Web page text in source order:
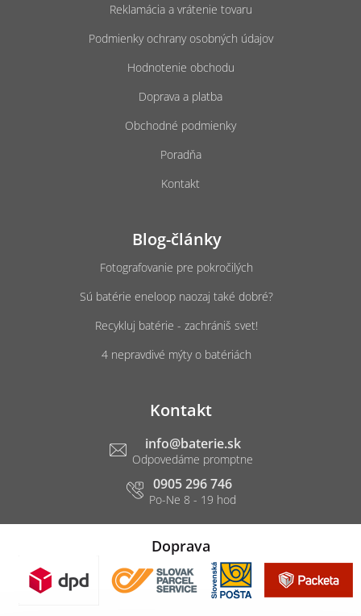
Reklamácia a vrátenie tovaru
Podmienky ochrany osobných údajov
Hodnotenie obchodu
Doprava a platba
Obchodné podmienky
Poradňa
Kontakt
Blog-články
Fotografovanie pre pokročilých
Sú batérie eneloop naozaj také dobré?
Recykluj batérie - zachrániš svet!
4 nepravdivé mýty o batériách
Kontakt
info@baterie.sk
0905 296 746
Doprava